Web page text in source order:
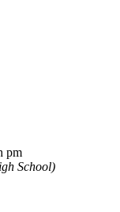
pm
School)